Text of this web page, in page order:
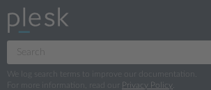
We log search terms to improve our documentation.
For more information, read our
Privacy Policy